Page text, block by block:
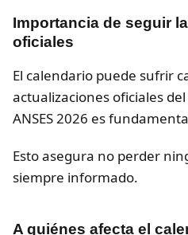
Importancia de seguir
oficiales
El calendario puede sufrir
actualizaciones oficiales
ANSES 2026 es
Esto asegura no perder
siempre informado.
A quiénes afecta el